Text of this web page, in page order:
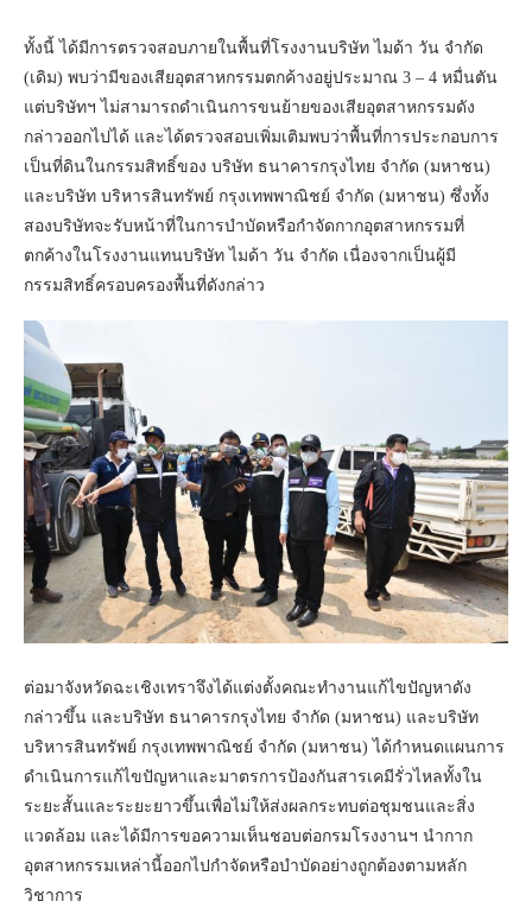
ทั้งนี้ ได้มีการตรวจสอบภายในพื้นที่โรงงานบริษัท ไมด้า วัน จำกัด
(เดิม) พบว่ามีของเสียอุตสาหกรรมตกค้างอยู่ประมาณ 3 – 4 หมื่นตัน
แต่บริษัทฯ ไม่สามารถดำเนินการขนย้ายของเสียอุตสาหกรรมดัง
กล่าวออกไปได้ และได้ตรวจสอบเพิ่มเติมพบว่าพื้นที่การประกอบการ
เป็นที่ดินในกรรมสิทธิ์ของ บริษัท ธนาคารกรุงไทย จำกัด (มหาชน)
และบริษัท บริหารสินทรัพย์ กรุงเทพพาณิชย์ จำกัด (มหาชน) ซึ่งทั้ง
สองบริษัทจะรับหน้าที่ในการบำบัดหรือกำจัดกากอุตสาหกรรมที่
ตกค้างในโรงงานแทนบริษัท ไมด้า วัน จำกัด เนื่องจากเป็นผู้มี
กรรมสิทธิ์ครอบครองพื้นที่ดังกล่าว
ต่อมาจังหวัดฉะเชิงเทราจึงได้แต่งตั้งคณะทำงานแก้ไขปัญหาดัง
กล่าวขึ้น และบริษัท ธนาคารกรุงไทย จำกัด (มหาชน) และบริษัท
บริหารสินทรัพย์ กรุงเทพพาณิชย์ จำกัด (มหาชน) ได้กำหนดแผนการ
ดำเนินการแก้ไขปัญหาและมาตรการป้องกันสารเคมีรั่วไหลทั้งใน
ระยะสั้นและระยะยาวขึ้นเพื่อไม่ให้ส่งผลกระทบต่อชุมชนและสิ่ง
แวดล้อม และได้มีการขอความเห็นชอบต่อกรมโรงงานฯ นำกาก
อุตสาหกรรมเหล่านี้ออกไปกำจัดหรือบำบัดอย่างถูกต้องตามหลัก
วิชาการ